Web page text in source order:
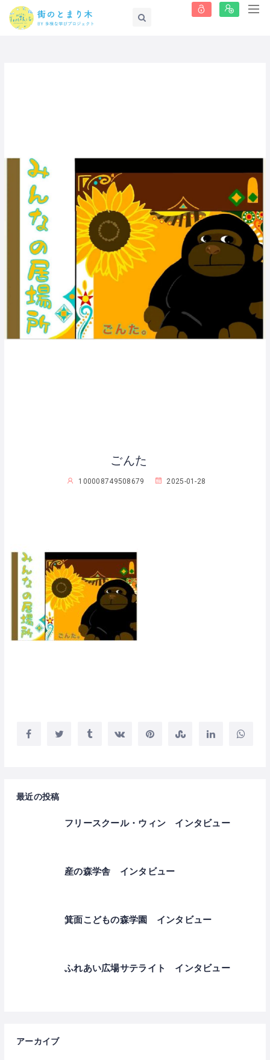
ごんた
100008749508679 2025-01-28
最近の投稿
フリースクール・ウィン インタビュー
産の森学舎 インタビュー
箕面こどもの森学園 インタビュー
ふれあい広場サテライト インタビュー
アーカイブ